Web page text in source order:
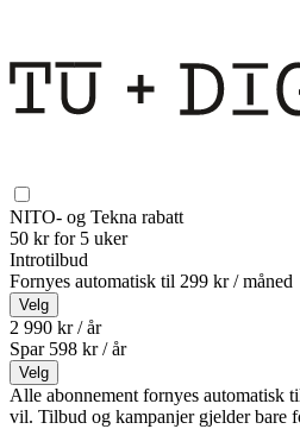
NITO- og Tekna rabatt
50 kr for 5 uker
Introtilbud
Fornyes automatisk til 299 kr / måned
Velg
2 990 kr / år
Spar 598 kr /år
Velg
Alle abonnement fornyes automatisk
vil. Tilbud og kampanjer gjelder bare